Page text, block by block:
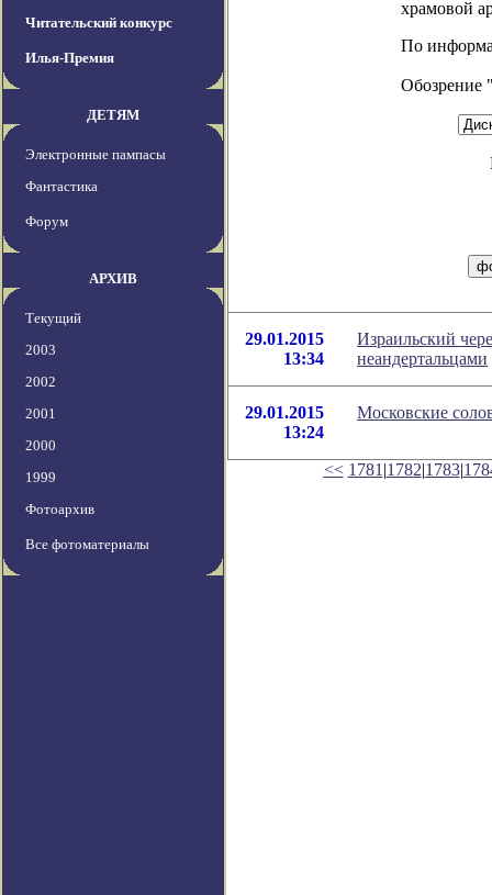
Читательский конкурс
Илья-Премия
ДЕТЯМ
Электронные пампасы
Фантастика
Форум
АРХИВ
Текущий
2003
2002
2001
2000
1999
Фотоархив
Все фотоматериалы
храмовой
По
Обозрение
29.01.2015
13:34
Израильский
неандертальцами
29.01.2015
13:24
Московские
<< 1781 |1782|1783|